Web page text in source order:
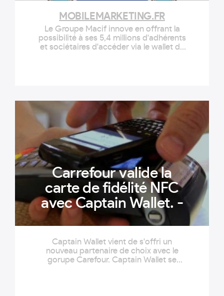
MOBILEMARKETING.FR
Le Groupe Macif innove en offrant la
possibilité à ses 5,4 millions d'adhérents
et sociétaires d'accéder via le wallet de
Carrefour valide la
carte de fidélité NFC
avec Captain Wallet. -
Captain Wallet vient de s'offri un
nouveau partenaire de choix avec le
gorupe Carefour. Captain Wallet se